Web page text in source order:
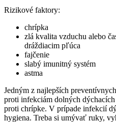
Rizikové faktory:
chrípka
zlá kvalita vzduchu alebo
dráždiacim pľúca
fajčenie
slabý imunitný systém
astma
Jedným z najlepších
proti infekciám dolných
proti chrípke. V prípade infekcií
hygiena. Treba si umývať ruky,